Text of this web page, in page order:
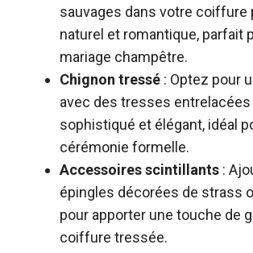
sauvages dans votre coiffure
naturel et romantique, parfait
mariage champêtre.
Chignon tressé : Optez pour
avec des tresses entrelacées
sophistiqué et élégant, idéal
cérémonie formelle.
Accessoires scintillants :
épingles décorées de strass
pour apporter une touche de
coiffure tressée.